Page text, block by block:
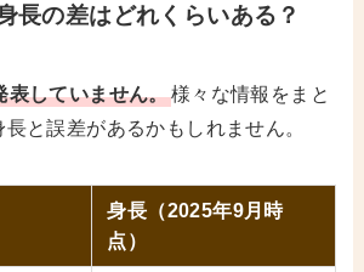
長の差はどれくらいある？
表していません。様々な情報をまと
と誤差があるかもしれません。
身長（2025年9月時
点）